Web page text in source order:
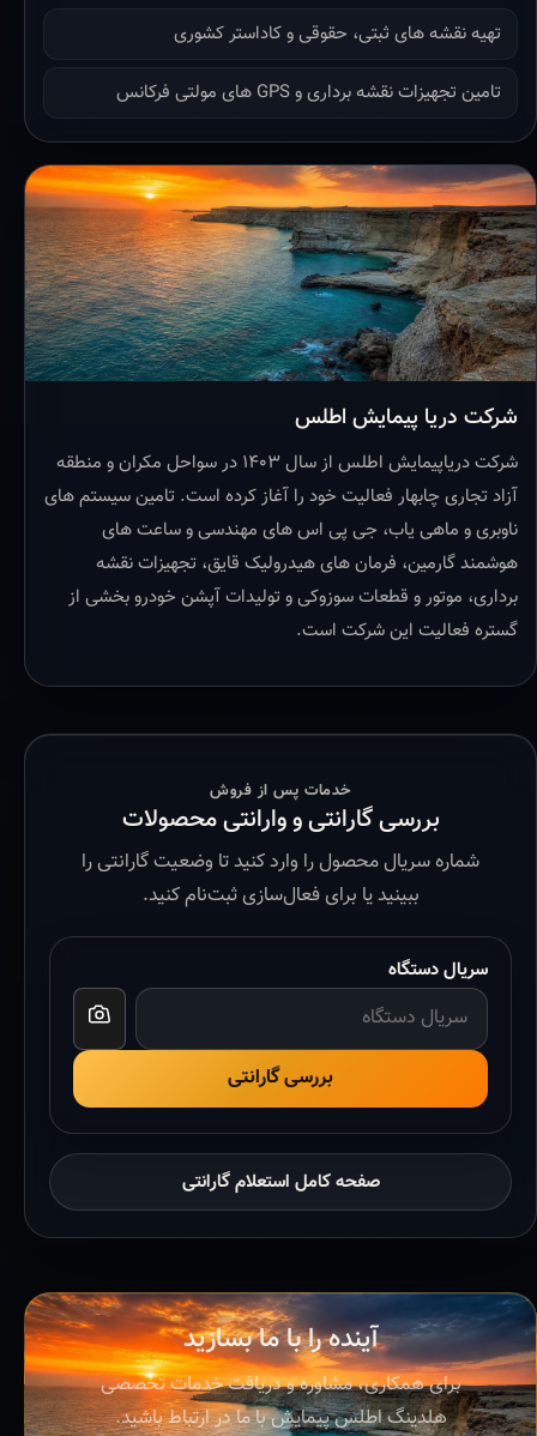
تهیه نقشه های ثبتی، حقوقی و کاداستر کشوری
تامین تجهیزات نقشه برداری و GPS های مولتی فرکانس
شرکت دریا پیمایش اطلس
شرکت دریاپیمایش اطلس از سال ۱۴۰۳ در سواحل مکران و منطقه
آزاد تجاری چابهار فعالیت خود را آغاز کرده است. تامین سیستم های
ناوبری و ماهی یاب، جی پی اس های مهندسی و ساعت های
هوشمند گارمین، فرمان های هیدرولیک قایق، تجهیزات نقشه
برداری، موتور و قطعات سوزوکی و تولیدات آپشن خودرو بخشی از
گستره فعالیت این شرکت است.
خدمات پس از فروش
بررسی گارانتی و وارانتی محصولات
شماره سریال محصول را وارد کنید تا وضعیت گارانتی را
ببینید یا برای فعال‌سازی ثبت‌نام کنید.
سریال دستگاه
بررسی گارانتی
صفحه کامل استعلام گارانتی
آینده را با ما بسازید
برای همکاری، مشاوره و دریافت خدمات تخصصی
هلدینگ اطلس پیمایش با ما در ارتباط باشید.